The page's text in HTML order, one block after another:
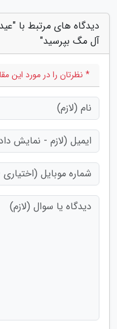
دیدگاه های مرتبط با
آل مگ بپرسید"
* نظرتان را در مورد این